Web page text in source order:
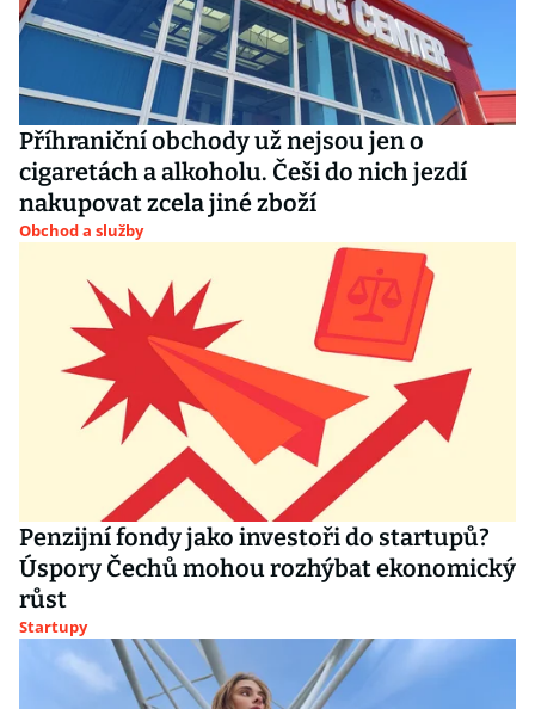
Příhraniční obchody už nejsou jen o
cigaretách a alkoholu. Češi do nich jezdí
nakupovat zcela jiné zboží
Obchod a služby
Penzijní fondy jako investoři do startupů?
Úspory Čechů mohou rozhýbat ekonomický
růst
Startupy